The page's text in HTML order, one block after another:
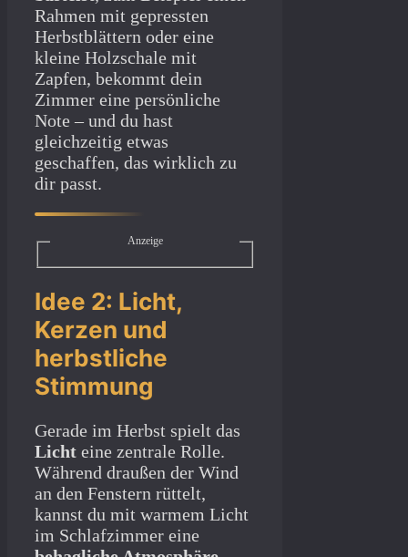
Rahmen mit gepressten
Herbstblättern oder eine
kleine Holzschale mit
Zapfen, bekommt dein
Zimmer eine persönliche
Note – und du hast
gleichzeitig etwas
geschaffen, das wirklich zu
dir passt.
Anzeige
Idee 2: Licht,
Kerzen und
herbstliche
Stimmung
Gerade im Herbst spielt das
Licht eine zentrale Rolle.
Während draußen der Wind
an den Fenstern rüttelt,
kannst du mit warmem Licht
im Schlafzimmer eine